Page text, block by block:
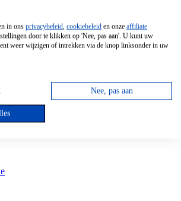
Kookplaat
in ons privacybeleid, cookiebeleid en onze affiliate
door te klikken op 'Nee, pas aan'. U kunt uw
weer wijzigen of intrekken via de knop linksonder in uw
Nee, pas aan